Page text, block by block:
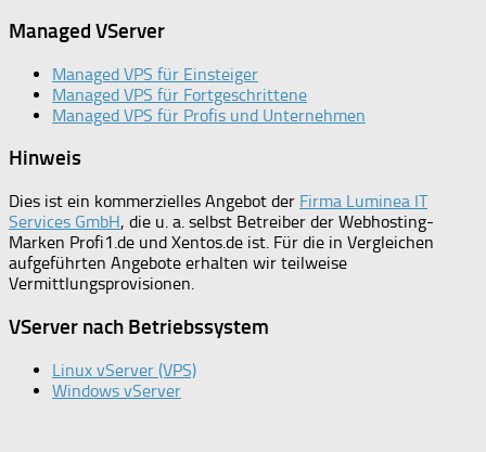
Managed VServer
Managed VPS für Einsteiger
Managed VPS für Fortgeschrittene
Managed VPS für Profis und Unternehmen
Hinweis
Dies ist ein kommerzielles Angebot der Firma Luminea IT
Services GmbH, die u. a. selbst Betreiber der Webhosting-
Marken Profi1.de und Xentos.de ist. Für die in Vergleichen
aufgeführten Angebote erhalten wir teilweise
Vermittlungsprovisionen.
VServer nach Betriebssystem
Linux vServer (VPS)
Windows vServer